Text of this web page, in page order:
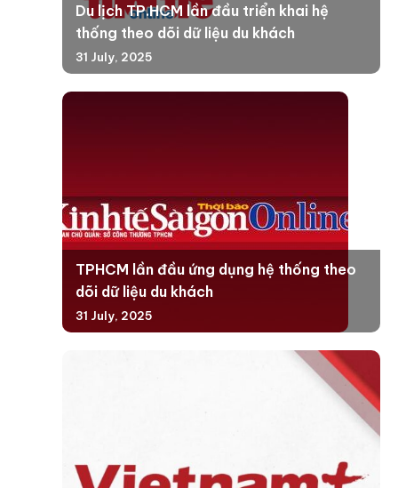
Du lịch TP.HCM lần đầu triển khai hệ
thống theo dõi dữ liệu du khách
31 July, 2025
TPHCM lần đầu ứng dụng hệ thống theo
dõi dữ liệu du khách
31 July, 2025